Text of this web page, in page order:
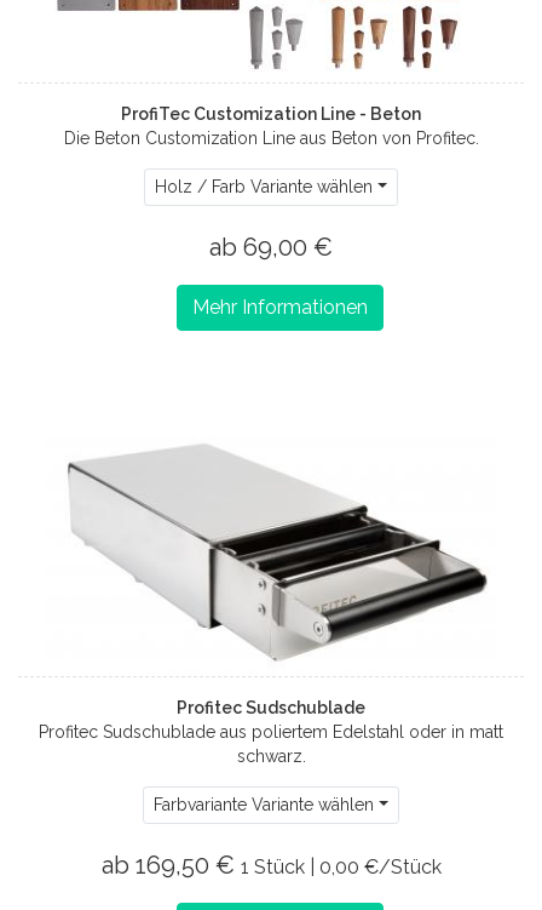
ProfiTec Customization Line - Beton
Die Beton Customization Line aus Beton von Profitec.
Holz / Farb Variante wählen
ab 69,00 €
Mehr Informationen
Profitec Sudschublade
Profitec Sudschublade aus poliertem Edelstahl oder in matt
schwarz.
Farbvariante Variante wählen
ab 169,50 € 1 Stück | 0,00 €/Stück